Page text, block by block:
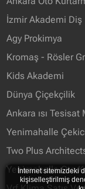
İzmir Akademi Diş
Agy Prokimya
Kromaş - Rösler
Kids Akademi
Dünya Çiçekçilik
Ankara ısı
Yenimahalle
Two Plus
Yenimahalle Oto
İnternet sitemizdeki
kişiselleştirilmiş